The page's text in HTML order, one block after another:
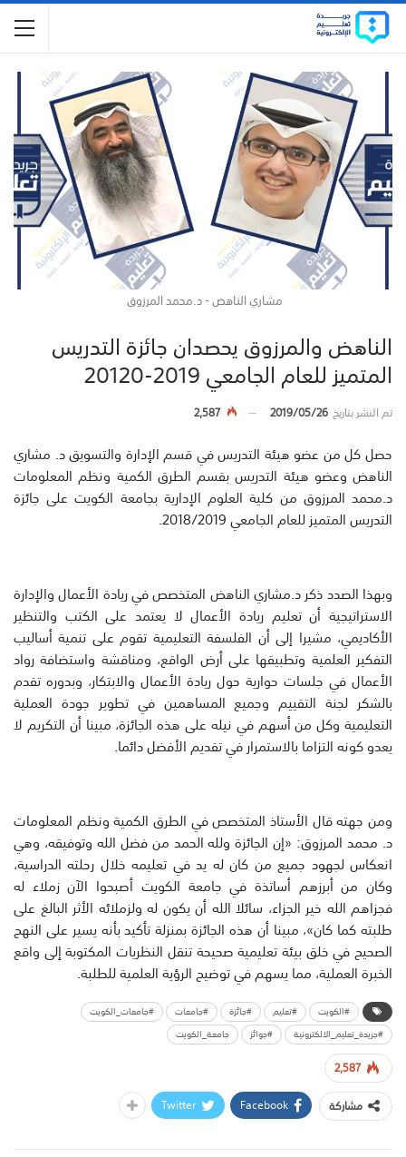
مشاري الناهض - د.محمد المرزوق
الناهض والمرزوق يحصدان جائزة التدريس
المتميز للعام الجامعي 2019-20120
تم النشر بتاريخ2019/05/26
2,587
حصل كل من عضو هيئة التدريس في قسم الإدارة والتسويق د. مشاري
الناهض وعضو هيئة التدريس بقسم الطرق الكمية ونظم المعلومات
د.محمد المرزوق من كلية العلوم الإدارية بجامعة الكويت على جائزة
التدريس المتميز للعام الجامعي 2018/2019.
وبهذا الصدد ذكر د.مشاري الناهض المتخصص في ريادة الأعمال والإدارة
الاستراتيجية أن تعليم ريادة الأعمال لا يعتمد على الكتب والتنظير
الأكاديمي، مشيرا إلى أن الفلسفة التعليمية تقوم على تنمية أساليب
التفكير العلمية وتطبيقها على أرض الواقع، ومناقشة واستضافة رواد
الأعمال في جلسات حوارية حول ريادة الأعمال والابتكار، وبدوره تقدم
بالشكر لجنة التقييم وجميع المساهمين في تطوير جودة العملية
التعليمية وكل من أسهم في نيله على هذه الجائزة، مبينا أن التكريم لا
يعدو كونه التزاما بالاستمرار في تقديم الأفضل دائما.
ومن جهته قال الأستاذ المتخصص في الطرق الكمية ونظم المعلومات
د. محمد المرزوق: «إن الجائزة ولله الحمد من فضل الله وتوفيقه، وهي
انعكاس لجهود جميع من كان له يد في تعليمه خلال رحلته الدراسية،
وكان من أبرزهم أساتذة في جامعة الكويت أصبحوا الآن زملاء له
فجزاهم الله خير الجزاء، سائلا الله أن يكون له ولزملائه الأثر البالغ على
طلبته كما كان»، مبينا أن هذه الجائزة بمنزلة تأكيد بأنه يسير على النهج
الصحيح في خلق بيئة تعليمية صحيحة تنقل النظريات المكتوبة إلى واقع
الخبرة العملية، مما يسهم في توضيح الرؤية العلمية للطلبة.
#الكويت #تعليم #جائزة #جامعات
#جامعات_الكويت
#جريدة_تعليم_الالكترونية
#جوائز جامعة_الكويت
2,587
مشاركة
Facebook
Twitter